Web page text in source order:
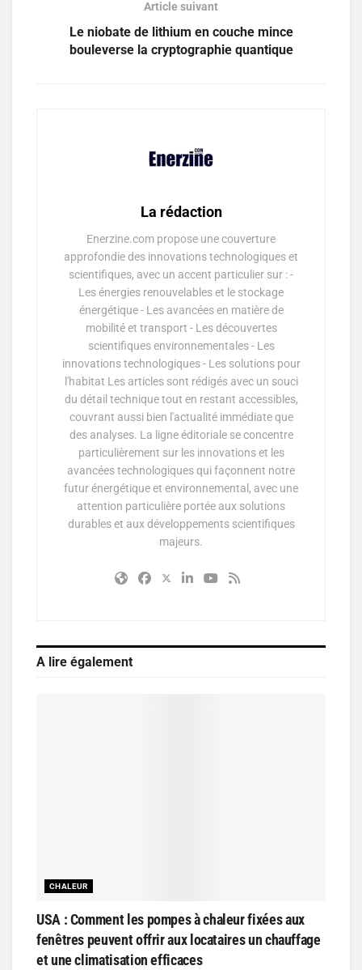
Article suivant
Le niobate de lithium en couche mince
bouleverse la cryptographie quantique
La rédaction
Enerzine.com propose une couverture
approfondie des innovations technologiques et
scientifiques, avec un accent particulier sur : -
Les énergies renouvelables et le stockage
énergétique - Les avancées en matière de
mobilité et transport - Les découvertes
scientifiques environnementales - Les
innovations technologiques - Les solutions pour
l'habitat Les articles sont rédigés avec un souci
du détail technique tout en restant accessibles,
couvrant aussi bien l'actualité immédiate que
des analyses. La ligne éditoriale se concentre
particulièrement sur les innovations et les
avancées technologiques qui façonnent notre
futur énergétique et environnemental, avec une
attention particulière portée aux solutions
durables et aux développements scientifiques
majeurs.
A lire également
CHALEUR
USA : Comment les pompes à chaleur fixées aux
fenêtres peuvent offrir aux locataires un chauffage
et une climatisation efficaces